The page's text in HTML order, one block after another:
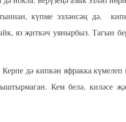
күпме эзләнсәң дә,
яз җиткәч уянырбыз. Тагын
дә кипкән яфракка
Кем белә, киләсе